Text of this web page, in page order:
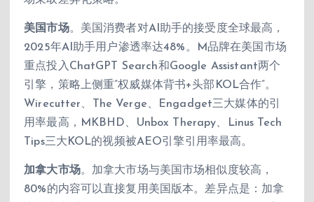
美国市场。美国消费者对AI助手的接受度全球最高，
2025年AI助手用户渗透率达48%。M品牌在美国市场
重点投入ChatGPT Search和Google Assistant两个
引擎，策略上侧重”权威媒体背书+头部KOL合作”。
Wirecutter、The Verge、Engadget三大媒体的引
用率最高，MKBHD、Unbox Therapy、Linus Tech
Tips三大KOL的视频被AEO引擎引用率最高。
加拿大市场。加拿大市场与美国市场相似度较高，
80%的内容可以直接复用美国版本。差异点是：加拿